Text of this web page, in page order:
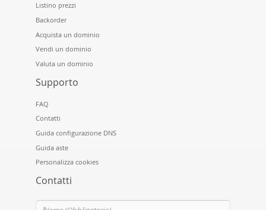
Listino prezzi
Backorder
Acquista un dominio
Vendi un dominio
Valuta un dominio
Supporto
FAQ
Contatti
Guida configurazione DNS
Guida aste
Personalizza cookies
Contatti